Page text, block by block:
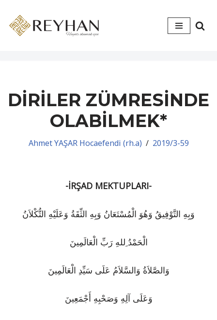
İçeriğe
DİRİLER ZÜMRESİNDE
OLABİLMEK*
Ahmet YAŞAR Hocaefendi (rh.a) 2019/3-59
-İRŞAD MEKTUPLARI-
وَبِهِ التَّوْفِيقُ وَهُوَ الْمُسْتَعَانُ وَبِهِ الثِّقَةُ وَعَلَيْهِ التُّكْلاَنُ
الْحَمْدُ ِللهِ رَبِّ الْعَالَمِينَ
وَالصَّلاَةُ وَالسَّلاَمُ عَلَى سَيِّدِ الْعَالَمِينَ
وَعَلَى آلِهِ وَصَحْبِهِ أَجْمَعِينَ